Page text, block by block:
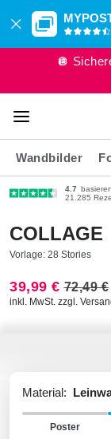
🪩
Wandbilder
4.7
21.285
COLLAGE
Vorlage: 28 Stories
39,99 € 72,49 €
inkl. MwSt. zzgl.
Material:
Poster